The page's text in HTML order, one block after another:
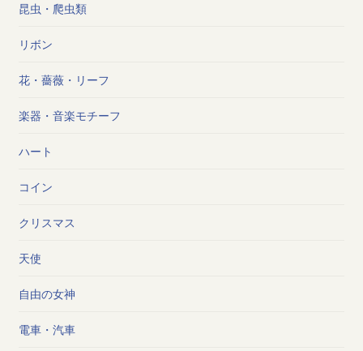
昆虫・爬虫類
リボン
花・薔薇・リーフ
楽器・音楽モチーフ
ハート
コイン
クリスマス
天使
自由の女神
電車・汽車